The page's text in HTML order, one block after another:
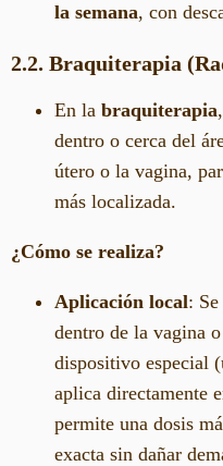
la semana, con
2.2. Braquiterapia
En la braquiterapia
dentro o cerca del
útero o la vagina,
más localizada.
¿Cómo se realiza?
Aplicación local:
dentro de la vagina
dispositivo especial
aplica directamente
permite una dosis
exacta sin dañar